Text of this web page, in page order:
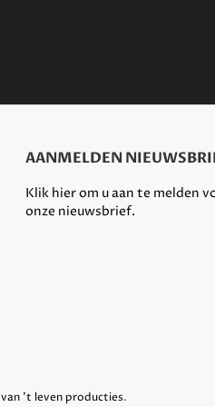
AANMELDEN
Klik hier om u aan te melden
onze nieuwsbrief.
van 't leven producties.